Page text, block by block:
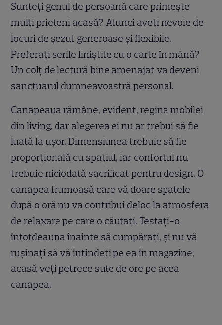
Sunteți genul de persoană care primește
mulți prieteni acasă? Atunci aveți nevoie de
locuri de șezut generoase și flexibile.
Preferați serile liniștite cu o carte în mână?
Un colț de lectură bine amenajat va deveni
sanctuarul dumneavoastră personal.
Canapeaua rămâne, evident, regina mobilei
din living, dar alegerea ei nu ar trebui să fie
luată la ușor. Dimensiunea trebuie să fie
proporțională cu spațiul, iar confortul nu
trebuie niciodată sacrificat pentru design. O
canapea frumoasă care vă doare spatele
după o oră nu va contribui deloc la atmosfera
de relaxare pe care o căutați. Testați-o
întotdeauna înainte să cumpărați, și nu vă
rușinați să vă întindeți pe ea în magazine,
acasă veți petrece sute de ore pe acea
canapea.